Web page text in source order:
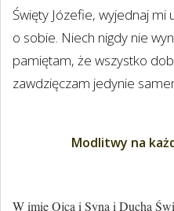
Święty Józefie, wyjednaj
o sobie. Niech nigdy nie
pamiętam, że wszystko
zawdzięczam jedynie
Modlitwy na
W imię Ojca i Syna i Ducha